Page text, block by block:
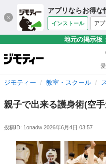
アプリならお得な
インストール アプ
地元の掲示板
ジモティー 教室・スクール
親子で出来る護身術(空
投稿ID: 1onadw 2026年6月4日 03:57